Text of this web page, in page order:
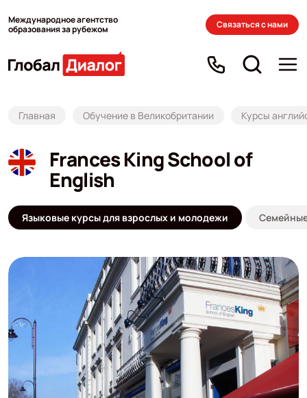
Международное агентство
образования за рубежом
Связаться с нами
Главная Обучение в Великобритании Курсы
Frances King School of
English
Языковые курсы для взрослых и молодежи